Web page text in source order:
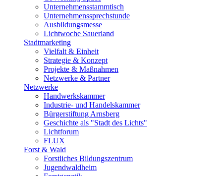
Unternehmensstammtisch
Unternehmenssprechstunde
Ausbildungsmesse
Lichtwoche Sauerland
Stadtmarketing
Vielfalt & Einheit
Strategie & Konzept
Projekte & Maßnahmen
Netzwerke & Partner
Netzwerke
Handwerkskammer
Industrie- und Handelskammer
Bürgerstiftung Arnsberg
Geschichte als "Stadt des Lichts"
Lichtforum
FLUX
Forst & Wald
Forstliches Bildungszentrum
Jugendwaldheim